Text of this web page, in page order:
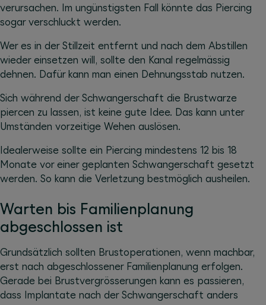
verursachen. Im ungünstigsten Fall könnte das Piercing
sogar verschluckt werden.
Wer es in der Stillzeit entfernt und nach dem Abstillen
wieder einsetzen will, sollte den Kanal regelmässig
dehnen. Dafür kann man einen Dehnungsstab nutzen.
Sich während der Schwangerschaft die Brustwarze
piercen zu lassen, ist keine gute Idee. Das kann unter
Umständen vorzeitige Wehen auslösen.
Idealerweise sollte ein Piercing mindestens 12 bis 18
Monate vor einer geplanten Schwangerschaft gesetzt
werden. So kann die Verletzung bestmöglich ausheilen.
Warten bis Familienplanung
abgeschlossen ist
Grundsätzlich sollten Brustoperationen, wenn machbar,
erst nach abgeschlossener Familienplanung erfolgen.
Gerade bei Brustvergrösserungen kann es passieren,
dass Implantate nach der Schwangerschaft anders